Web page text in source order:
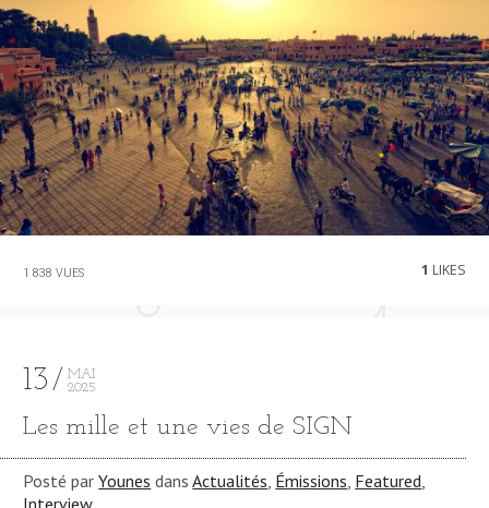
1 838 VUES 1 LIKES
13
MAI
2025
Les mille et une vies de SIGN
Posté parYounes dansActualités, Émissions, Featured,